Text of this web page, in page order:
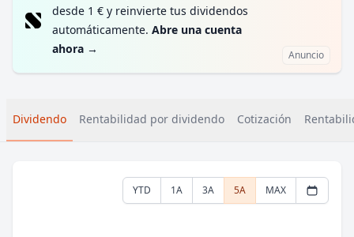
desde 1 € y reinvierte tus dividendos
automáticamente. Abre una cuenta
ahora → Anuncio
Dividendo Rentabilidad por dividendo Cotización
YTD 1A 3A 5A MAX